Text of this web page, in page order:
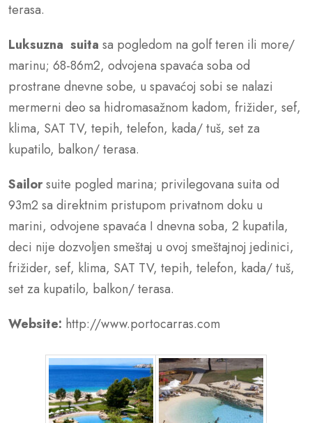
terasa.
Luksuzna suita sa pogledom na golf teren ili more/
marinu; 68-86m2, odvojena spavaća soba od
prostrane dnevne sobe, u spavaćoj sobi se nalazi
mermerni deo sa hidromasažnom kadom, frižider, sef,
klima, SAT TV, tepih, telefon, kada/ tuš, set za
kupatilo, balkon/ terasa.
Sailorsuite pogled marina; privilegovana suita od
93m2 sa direktnim pristupom privatnom doku u
marini, odvojene spavaća I dnevna soba, 2 kupatila,
deci nije dozvoljen smeštaj u ovoj smeštajnoj jedinici,
frižider, sef, klima, SAT TV, tepih, telefon, kada/ tuš,
set za kupatilo, balkon/ terasa.
Website: http://www.portocarras.com